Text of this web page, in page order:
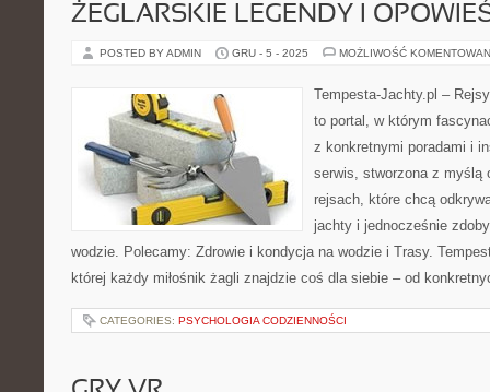
ŻEGLARSKIE LEGENDY I
POSTED BY ADMIN GRU - 5 - 2025 MOŻLIWOŚĆ
Tempesta-Jachty.pl –
to portal, w którym
z konkretnymi poradami i
serwis, stworzona z myślą
rejsach, które chcą
jachty i jednocześnie
wodzie. Polecamy: Zdrowie i kondycja na wodzie i Trasy.
której każdy miłośnik żagli znajdzie coś dla siebie – od
CATEGORIES: PSYCHOLOGIA CODZIENNOŚCI